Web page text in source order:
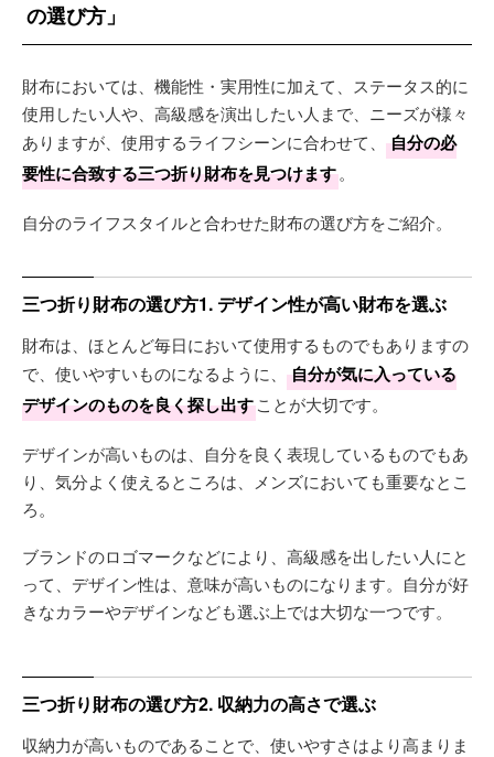
の選び方」
財布においては、機能性・実用性に加えて、ステータス的に
使用したい人や、高級感を演出したい人まで、ニーズが様々
ありますが、使用するライフシーンに合わせて、
自分の必
要性に合致する三つ折り財布を見つけます。
自分のライフスタイルと合わせた財布の選び方をご紹介。
三つ折り財布の選び方1. デザイン性が高い財布を選ぶ
財布は、ほとんど毎日において使用するものでもありますの
で、使いやすいものになるように、
自分が気に入っている
デザインのものを良く探し出すことが大切です。
デザインが高いものは、自分を良く表現しているものでもあ
り、気分よく使えるところは、メンズにおいても重要なとこ
ろ。
ブランドのロゴマークなどにより、高級感を出したい人にと
って、デザイン性は、意味が高いものになります。自分が好
きなカラーやデザインなども選ぶ上では大切な一つです。
三つ折り財布の選び方2. 収納力の高さで選ぶ
収納力が高いものであることで、使いやすさはより高まりま